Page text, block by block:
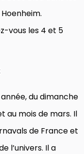
vous les 4 et 5
du dimanche
au mois de mars. Il
de France et
l’univers. Il a